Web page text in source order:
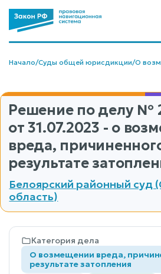
Начало/Суды общей юрисдикции/О
Решение по делу №
от 31.07.2023 - о
вреда,
результате
Белоярский районный суд
область)
Категория дела
О возмещении вреда,
результате затопления